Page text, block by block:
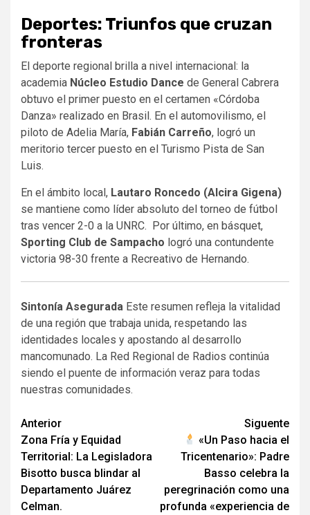
Deportes: Triunfos que cruzan
fronteras
El deporte regional brilla a nivel internacional: la
academia Núcleo Estudio Dance de General Cabrera
obtuvo el primer puesto en el certamen «Córdoba
Danza» realizado en Brasil. En el automovilismo, el
piloto de Adelia María, Fabián Carreño, logró un
meritorio tercer puesto en el Turismo Pista de San
Luis.
En el ámbito local, Lautaro Roncedo (Alcira Gigena)
se mantiene como líder absoluto del torneo de fútbol
tras vencer 2-0 a la UNRC. Por último, en básquet,
Sporting Club de Sampacho logró una contundente
victoria 98-30 frente a Recreativo de Hernando.
Sintonía Asegurada Este resumen refleja la vitalidad
de una región que trabaja unida, respetando las
identidades locales y apostando al desarrollo
mancomunado. La Red Regional de Radios continúa
siendo el puente de información veraz para todas
nuestras comunidades.
Navegación
de
entradas
Anterior
Zona Fría y Equidad
Territorial: La Legisladora
Bisotto busca blindar al
Departamento Juárez
Celman.
Siguente
«Un Paso hacia el
Tricentenario»: Padre
Basso celebra la
peregrinación como una
profunda «experiencia de